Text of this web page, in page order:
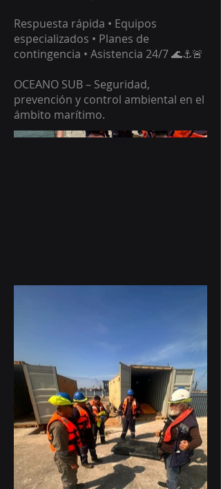
Respuesta rápida • Equipos
especializados • Planes de
contingencia • Asistencia 24/7 🌊⚓🚨
OCEANO SUB – Seguridad,
prevención y control ambiental en el
ámbito marítimo.